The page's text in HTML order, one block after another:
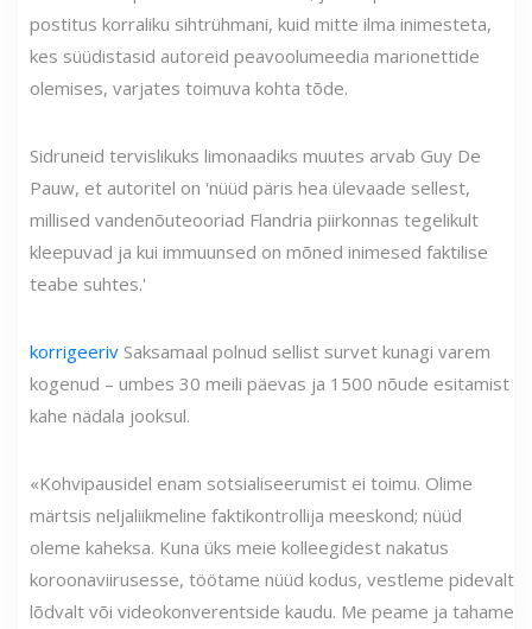
postitus korraliku sihtrühmani, kuid mitte ilma inimesteta,
kes süüdistasid autoreid peavoolumeedia marionettide
olemises, varjates toimuva kohta tõde.
Sidruneid tervislikuks limonaadiks muutes arvab Guy De
Pauw, et autoritel on 'nüüd päris hea ülevaade sellest,
millised vandenõuteooriad Flandria piirkonnas tegelikult
kleepuvad ja kui immuunsed on mõned inimesed faktilise
teabe suhtes.'
korrigeeriv Saksamaal polnud sellist survet kunagi varem
kogenud – umbes 30 meili päevas ja 1500 nõude esitamist
kahe nädala jooksul.
«Kohvipausidel enam sotsialiseerumist ei toimu. Olime
märtsis neljaliikmeline faktikontrollija meeskond; nüüd
oleme kaheksa. Kuna üks meie kolleegidest nakatus
koroonaviirusesse, töötame nüüd kodus, vestleme pidevalt
lõdvalt või videokonverentside kaudu. Me peame ja tahame